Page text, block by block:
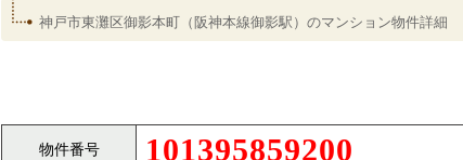
神戸市東灘区御影本町（阪神本線御影駅）のマンション物件詳細
物件番号 101395859200